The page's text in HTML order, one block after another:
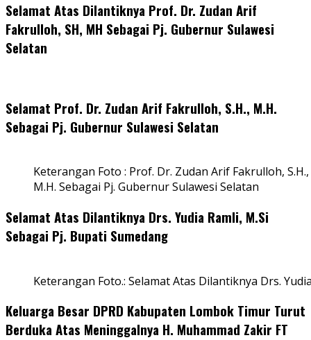
Selamat Atas Dilantiknya Prof. Dr. Zudan Arif
Fakrulloh, SH, MH Sebagai Pj. Gubernur Sulawesi
Selatan
Selamat Prof. Dr. Zudan Arif Fakrulloh, S.H., M.H.
Sebagai Pj. Gubernur Sulawesi Selatan
Keterangan Foto : Prof. Dr. Zudan Arif Fakrulloh, S.H.,
M.H. Sebagai Pj. Gubernur Sulawesi Selatan
Selamat Atas Dilantiknya Drs. Yudia Ramli, M.Si
Sebagai Pj. Bupati Sumedang
Keterangan Foto.: Selamat Atas Dilantiknya Drs.
Keluarga Besar DPRD Kabupaten Lombok Timur Turut
Berduka Atas Meninggalnya H. Muhammad Zakir FT